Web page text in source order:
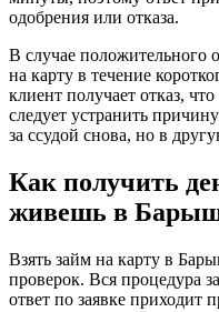
Отличная
срочно
одобрения или отказа.
В случае положительного
на карту в течение
клиент получает отказ,
следует устранить
за ссудой снова, но в
Как получить
живешь в
Взять займ на карту в
проверок. Вся процедура
ответ по заявке приходит